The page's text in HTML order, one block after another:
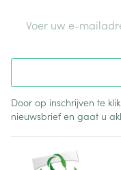
Door op inschrijven te
nieuwsbrief en gaat u